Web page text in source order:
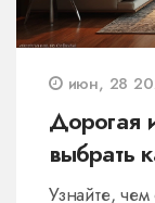
июн, 28
Дорогая
выбрать
Узнайте,